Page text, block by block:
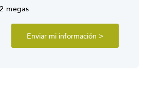
megas
Enviar mi información >